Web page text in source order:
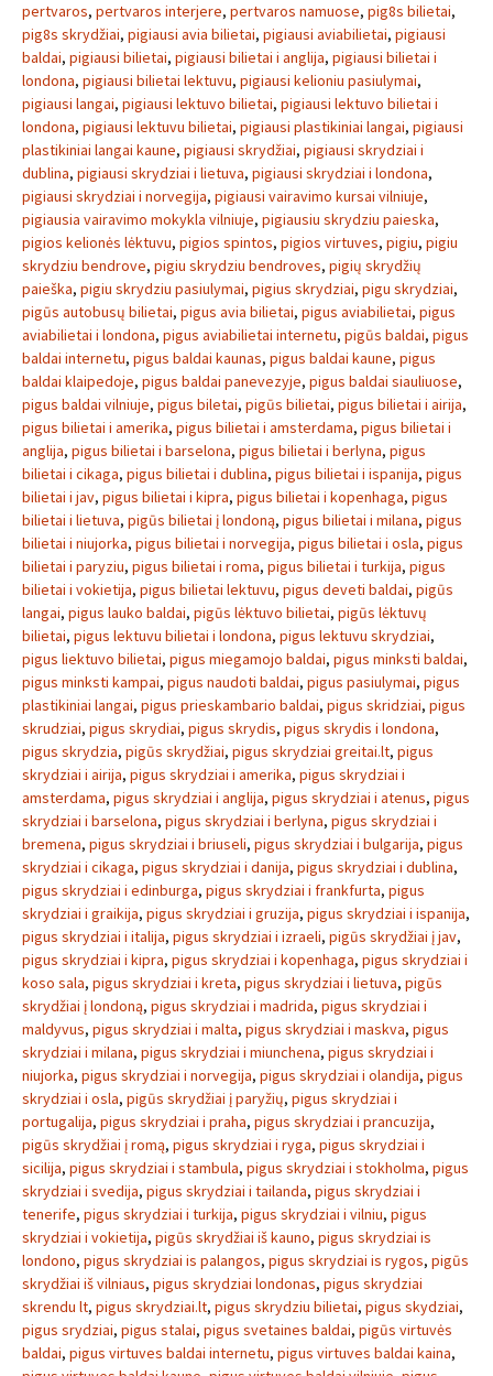
pertvaros, pertvaros interjere, pertvaros namuose, pig8s bilietai,
pig8s skrydžiai, pigiausi avia bilietai, pigiausi aviabilietai, pigiausi
baldai, pigiausi bilietai, pigiausi bilietai i anglija, pigiausi bilietai i
londona, pigiausi bilietai lektuvu, pigiausi kelioniu pasiulymai,
pigiausi langai, pigiausi lektuvo bilietai, pigiausi lektuvo bilietai i
londona, pigiausi lektuvu bilietai, pigiausi plastikiniai langai, pigiausi
plastikiniai langai kaune, pigiausi skrydžiai, pigiausi skrydziai i
dublina, pigiausi skrydziai i lietuva, pigiausi skrydziai i londona,
pigiausi skrydziai i norvegija, pigiausi vairavimo kursai vilniuje,
pigiausia vairavimo mokykla vilniuje, pigiausiu skrydziu paieska,
pigios kelionės lėktuvu, pigios spintos, pigios virtuves, pigiu, pigiu
skrydziu bendrove, pigiu skrydziu bendroves, pigių skrydžių
paieška, pigiu skrydziu pasiulymai, pigius skrydziai, pigu skrydziai,
pigūs autobusų bilietai, pigus avia bilietai, pigus aviabilietai, pigus
aviabilietai i londona, pigus aviabilietai internetu, pigūs baldai, pigus
baldai internetu, pigus baldai kaunas, pigus baldai kaune, pigus
baldai klaipedoje, pigus baldai panevezyje, pigus baldai siauliuose,
pigus baldai vilniuje, pigus biletai, pigūs bilietai, pigus bilietai i airija,
pigus bilietai i amerika, pigus bilietai i amsterdama, pigus bilietai i
anglija, pigus bilietai i barselona, pigus bilietai i berlyna, pigus
bilietai i cikaga, pigus bilietai i dublina, pigus bilietai i ispanija, pigus
bilietai i jav, pigus bilietai i kipra, pigus bilietai i kopenhaga, pigus
bilietai i lietuva, pigūs bilietai į londoną, pigus bilietai i milana, pigus
bilietai i niujorka, pigus bilietai i norvegija, pigus bilietai i osla, pigus
bilietai i paryziu, pigus bilietai i roma, pigus bilietai i turkija, pigus
bilietai i vokietija, pigus bilietai lektuvu, pigus deveti baldai, pigūs
langai, pigus lauko baldai, pigūs lėktuvo bilietai, pigūs lėktuvų
bilietai, pigus lektuvu bilietai i londona, pigus lektuvu skrydziai,
pigus liektuvo bilietai, pigus miegamojo baldai, pigus minksti baldai,
pigus minksti kampai, pigus naudoti baldai, pigus pasiulymai, pigus
plastikiniai langai, pigus prieskambario baldai, pigus skridziai, pigus
skrudziai, pigus skrydiai, pigus skrydis, pigus skrydis i londona,
pigus skrydzia, pigūs skrydžiai, pigus skrydziai greitai.lt, pigus
skrydziai i airija, pigus skrydziai i amerika, pigus skrydziai i
amsterdama, pigus skrydziai i anglija, pigus skrydziai i atenus, pigus
skrydziai i barselona, pigus skrydziai i berlyna, pigus skrydziai i
bremena, pigus skrydziai i briuseli, pigus skrydziai i bulgarija, pigus
skrydziai i cikaga, pigus skrydziai i danija, pigus skrydziai i dublina,
pigus skrydziai i edinburga, pigus skrydziai i frankfurta, pigus
skrydziai i graikija, pigus skrydziai i gruzija, pigus skrydziai i ispanija,
pigus skrydziai i italija, pigus skrydziai i izraeli, pigūs skrydžiai į jav,
pigus skrydziai i kipra, pigus skrydziai i kopenhaga, pigus skrydziai i
koso sala, pigus skrydziai i kreta, pigus skrydziai i lietuva, pigūs
skrydžiai į londoną, pigus skrydziai i madrida, pigus skrydziai i
maldyvus, pigus skrydziai i malta, pigus skrydziai i maskva, pigus
skrydziai i milana, pigus skrydziai i miunchena, pigus skrydziai i
niujorka, pigus skrydziai i norvegija, pigus skrydziai i olandija, pigus
skrydziai i osla, pigūs skrydžiai į paryžių, pigus skrydziai i
portugalija, pigus skrydziai i praha, pigus skrydziai i prancuzija,
pigūs skrydžiai į romą, pigus skrydziai i ryga, pigus skrydziai i
sicilija, pigus skrydziai i stambula, pigus skrydziai i stokholma, pigus
skrydziai i svedija, pigus skrydziai i tailanda, pigus skrydziai i
tenerife, pigus skrydziai i turkija, pigus skrydziai i vilniu, pigus
skrydziai i vokietija, pigūs skrydžiai iš kauno, pigus skrydziai is
londono, pigus skrydziai is palangos, pigus skrydziai is rygos, pigūs
skrydžiai iš vilniaus, pigus skrydziai londonas, pigus skrydziai
skrendu lt, pigus skrydziai.lt, pigus skrydziu bilietai, pigus skydziai,
pigus srydziai, pigus stalai, pigus svetaines baldai, pigūs virtuvės
baldai, pigus virtuves baldai internetu, pigus virtuves baldai kaina,